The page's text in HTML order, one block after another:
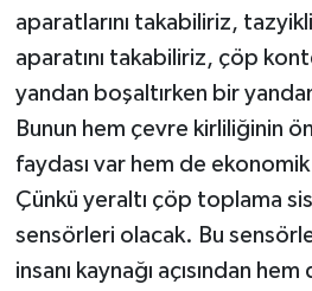
aparatlarını takabiliriz,
aparatını takabiliriz, çöp
yandan boşaltırken bir
Bunun hem çevre kirliliğinin
faydası var hem de
Çünkü yeraltı çöp toplama
sensörleri olacak. Bu
insanı kaynağı açısından